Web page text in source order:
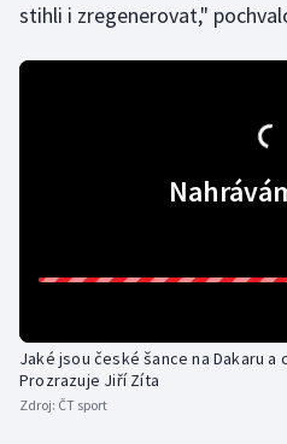
Lyže a snowboard
Plážový volejbal
stihli i zregenerovat,"
Jaké jsou české šance na Dakaru a
Prozrazuje Jiří Zíta
Zdroj: ČT sport